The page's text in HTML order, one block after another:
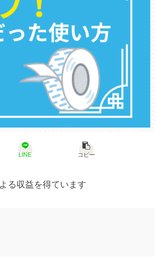
LINE コピー
る収益を得ています